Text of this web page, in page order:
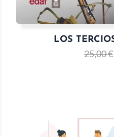
LOS
25,00€